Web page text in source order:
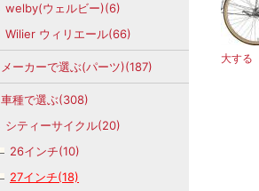
welby(ウェルビー)(6)
Wilier ウィリエール(66)
メーカーで選ぶ(パーツ)(187)
車種で選ぶ(308)
シティーサイクル(20)
26インチ(10)
27インチ(18)
大する